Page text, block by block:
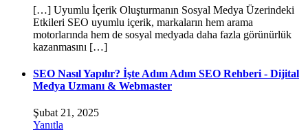
[…] Uyumlu İçerik Oluşturmanın Sosyal Medya Üzerindeki
Etkileri SEO uyumlu içerik, markaların hem arama
motorlarında hem de sosyal medyada daha fazla görünürlük
kazanmasını […]
SEO Nasıl Yapılır? İşte Adım Adım SEO Rehberi - Dijital
Medya Uzmanı & Webmaster
Şubat 21, 2025
Yanıtla